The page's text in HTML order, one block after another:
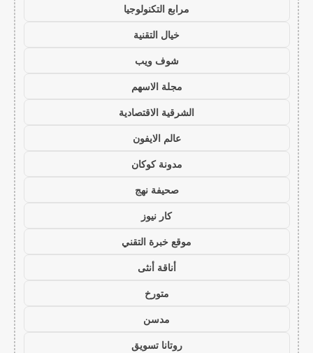
مرابع التكنولوجيا
خيال التقنية
شوف ويب
مجلة الاسهم
الشرقية الاقتصادية
عالم الايفون
مدونة كوكان
صحيفة نهج
كار نيوز
موقع خبرة التقني
أناقة أنثى
متورخ
مدسن
روتانا تسويق